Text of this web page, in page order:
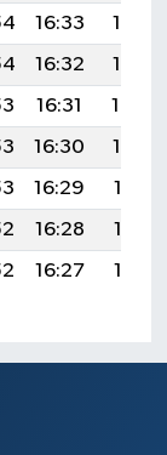
16:33
19:28
16:32
19:26
16:31
19:24
16:30
19:23
16:29
19:21
16:28
19:19
16:27 19:17